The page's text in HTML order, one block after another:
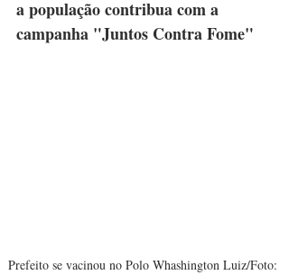
a população contribua com a
campanha "Juntos Contra Fome"
Prefeito se vacinou no Polo Whashington Luiz/Foto: